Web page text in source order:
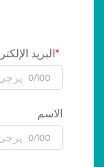
البريد
0/100
الاسم
0/100